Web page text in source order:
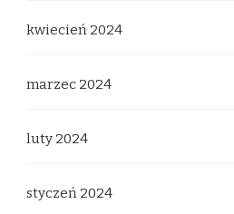
kwiecień 2024
marzec 2024
luty 2024
styczeń 2024